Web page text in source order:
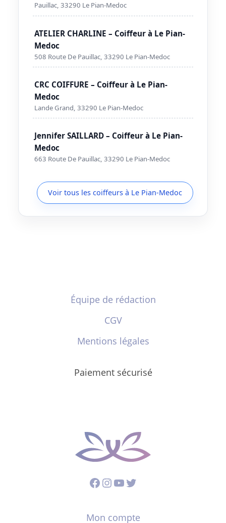
Pauillac, 33290 Le Pian-Medoc
ATELIER CHARLINE – Coiffeur à Le Pian-
Medoc
508 Route De Pauillac, 33290 Le Pian-Medoc
CRC COIFFURE – Coiffeur à Le Pian-
Medoc
Lande Grand, 33290 Le Pian-Medoc
Jennifer SAILLARD – Coiffeur à Le Pian-
Medoc
663 Route De Pauillac, 33290 Le Pian-Medoc
Voir tous les coiffeurs à Le Pian-Medoc
Équipe de rédaction
CGV
Mentions légales
Paiement sécurisé
Facebook
Instagram
YouTube
Twitter
Mon compte